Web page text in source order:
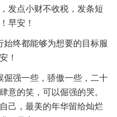
发点小财不收税，发条短
早安！
终都能够为想要的目标服
！
倔强一些，骄傲一些，二十
意的笑，可以倔强的哭。
己，最美的年华留给灿烂